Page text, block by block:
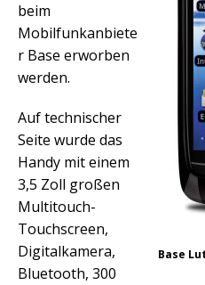
Base
beim
Mobilfunkanbiete
r Base erworben
werden.
Auf technischer
Seite wurde das
Handy mit einem
3,5 Zoll großen
Multitouch-
Touchscreen,
Digitalkamera,
Bluetooth, 300